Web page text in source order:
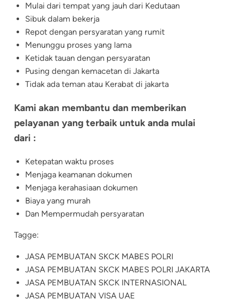
Mulai dari tempat yang jauh dari Kedutaan
Sibuk dalam bekerja
Repot dengan persyaratan yang rumit
Menunggu proses yang lama
Ketidak tauan dengan persyaratan
Pusing dengan kemacetan di Jakarta
Tidak ada teman atau Kerabat di jakarta
Kami akan membantu dan memberikan
pelayanan yang terbaik untuk anda mulai
dari :
Ketepatan waktu proses
Menjaga keamanan dokumen
Menjaga kerahasiaan dokumen
Biaya yang murah
Dan Mempermudah persyaratan
Tagge:
JASA PEMBUATAN SKCK MABES POLRI
JASA PEMBUATAN SKCK MABES POLRI JAKARTA
JASA PEMBUATAN SKCK INTERNASIONAL
JASA PEMBUATAN VISA UAE